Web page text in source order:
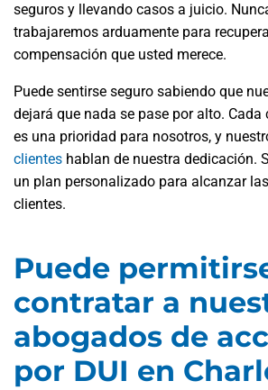
seguros y llevando casos a juicio.
trabajaremos arduamente para
compensación que usted merece.
Puede sentirse seguro sabiendo que
dejará que nada se pase por alto.
es una prioridad para nosotros, y
clientes hablan de nuestra dedicación.
un plan personalizado para alcanzar
clientes.
Puede
contratar a
abogados de
por DUI en